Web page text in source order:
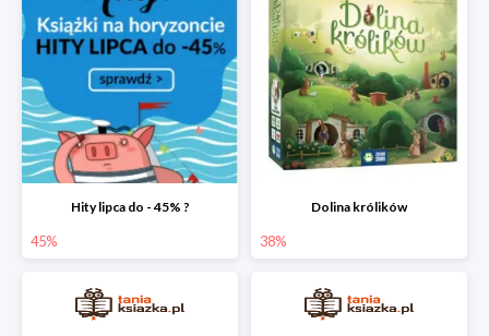
Hity lipca do - 45% ?
45%
Dolina królików
38%